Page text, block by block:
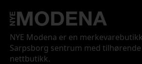
NYE Modena er en
Sarpsborg sentrum med tilhørende
nettbutikk.